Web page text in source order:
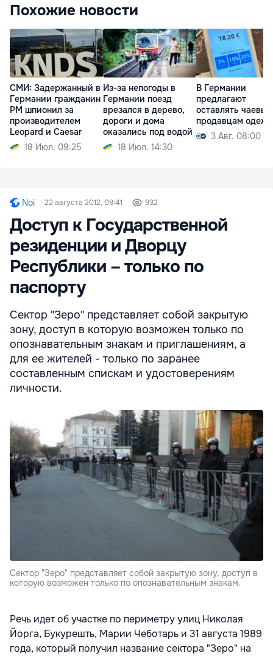
Похожие новости
СМИ: Задержанный в
Германии гражданин
РМ шпионил за
производителем
Leopard и Caesar
18 Июл. 09:25
Из-за непогоды в
Германии поезд
врезался в дерево,
дороги и дома
оказались под водой
18 Июл. 14:30
В Германии
предлагают
оставлять чаевые
продавцам
3 Авг. 08:00
Noi 22 августа 2012, 09:41 932
Доступ к Государственной
резиденции и Дворцу
Республики – только по
паспорту
Сектор "Зеро" представляет собой закрытую
зону, доступ в которую возможен только по
опознавательным знакам и приглашениям, а
для ее жителей - только по заранее
составленным спискам и удостоверениям
личности.
Сектор "Зеро" представляет собой закрытую зону, доступ в
которую возможен только по опознавательным знакам.
Речь идет об участке по периметру улиц Николая
Йорга, Букурешть, Марии Чеботарь и 31 августа 1989
года, который получил название сектора "Зеро" на